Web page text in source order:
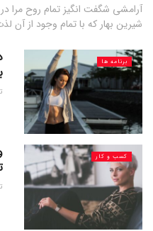
آرامشی شگفت انگیز تمام روح مرا
شیرین بهار که با تمام وجود از آن
برنامه ها
کسب و کار